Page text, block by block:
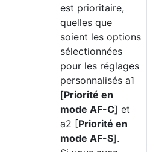
est prioritaire,
quelles que
soient les options
sélectionnées
pour les réglages
personnalisés a1
[Priorité en
mode AF-C] et
a2 [Priorité en
mode AF-S].